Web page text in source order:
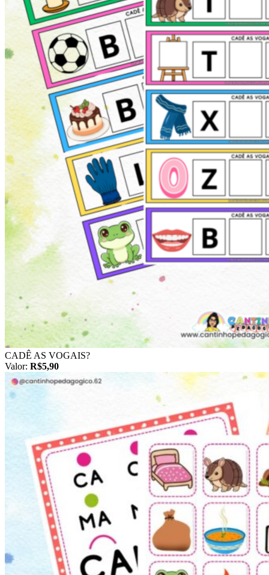
CADÊ AS VOGAIS?
Valor: R$5,90